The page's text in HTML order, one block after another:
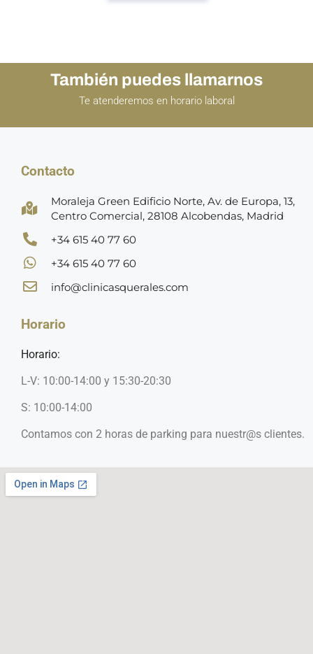
También puedes llamarnos
Te atenderemos en horario laboral
Contacto
Moraleja Green Edificio Norte, Av. de Europa, 13,
Centro Comercial, 28108 Alcobendas, Madrid
+34 615 40 77 60
+34 615 40 77 60
info@clinicasquerales.com
Horario
Horario:
L-V: 10:00-14:00 y 15:30-20:30
S: 10:00-14:00
Contamos con 2 horas de parking para nuestr@s clientes.